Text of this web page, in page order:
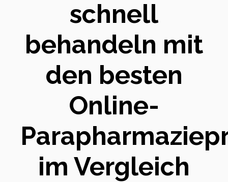
schnell
behandeln mit
den besten
Online-
im Vergleich